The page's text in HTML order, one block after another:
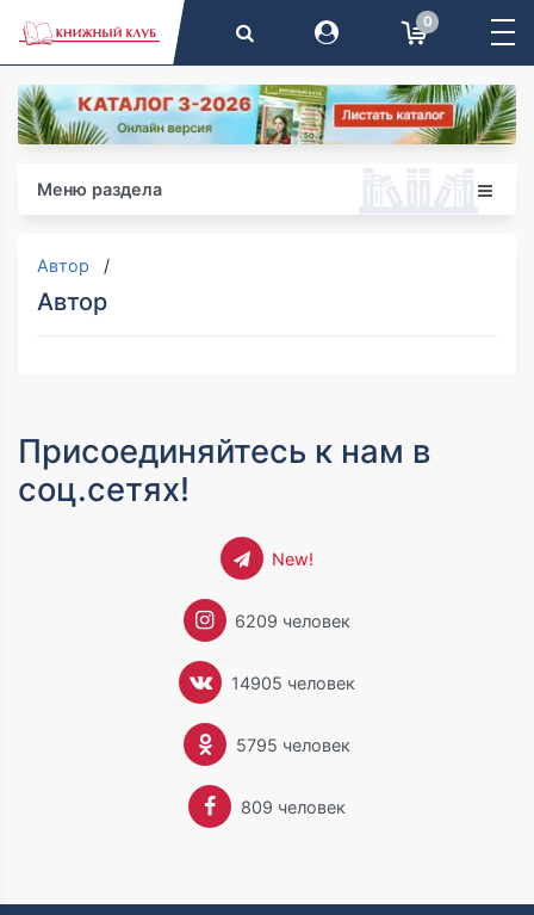
0
Меню раздела
Автор
Автор
Присоединяйтесь к нам в
соц.сетях!
New!
6209 человек
14905 человек
5795 человек
809 человек